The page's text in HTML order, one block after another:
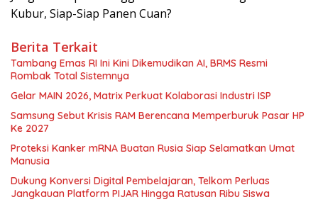
Kubur, Siap-Siap Panen Cuan?
Berita Terkait
Tambang Emas RI Ini Kini Dikemudikan AI, BRMS Resmi
Rombak Total Sistemnya
Gelar MAIN 2026, Matrix Perkuat Kolaborasi Industri ISP
Samsung Sebut Krisis RAM Berencana Memperburuk Pasar HP
Ke 2027
Proteksi Kanker mRNA Buatan Rusia Siap Selamatkan Umat
Manusia
Dukung Konversi Digital Pembelajaran, Telkom Perluas
Jangkauan Platform PIJAR Hingga Ratusan Ribu Siswa